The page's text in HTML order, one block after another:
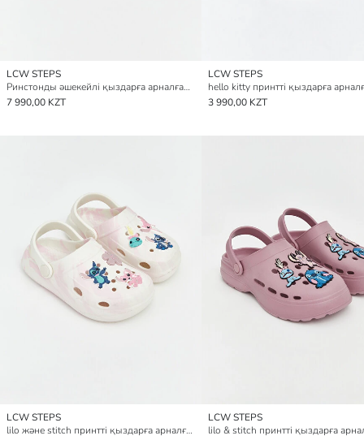
LCW STEPS
Ринстонды әшекейлі қыздарға арналған сандалдар
7 990,00 KZT
LCW STEPS
3 990,00 KZT
LCW STEPS
lilo және stitch принтті қыздарға арналған жағажай сандалі
LCW STEPS